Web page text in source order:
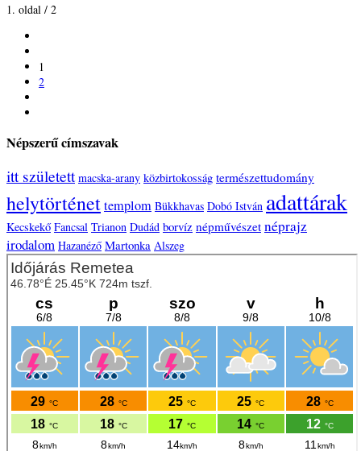
1. oldal / 2
1
2
Népszerű címszavak
itt született macska-arany közbirtokosság természettudomány
helytörténettemplom Bükkhavas Dobó István adattárak
Kecskekő Fancsal Trianon Dudád borvíz népművészet néprajz
irodalom Hazanéző Martonka Alszeg